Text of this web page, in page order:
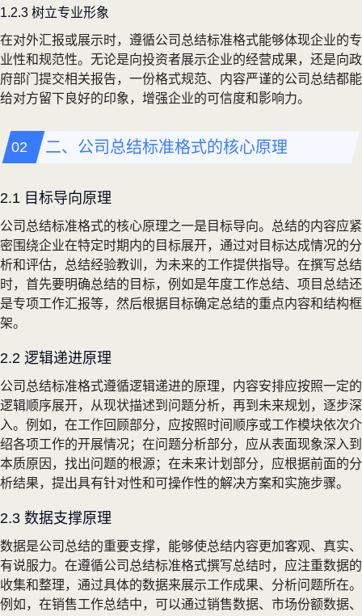
1.2.3 树立专业形象
在对外汇报或展示时，遵循公司总结标准格式能够体现企业的专
业性和规范性。无论是向投资者展示企业的经营成果，还是向政
府部门提交相关报告，一份格式规范、内容严谨的公司总结都能
给对方留下良好的印象，增强企业的可信度和影响力。
二、公司总结标准格式的核心原理
2.1 目标导向原理
公司总结标准格式的核心原理之一是目标导向。总结的内容应紧
密围绕企业在特定时期内的目标展开，通过对目标达成情况的分
析和评估，总结经验教训，为未来的工作提供指导。在撰写总结
时，首先要明确总结的目标，例如是年度工作总结、项目总结还
是专项工作汇报等，然后根据目标确定总结的重点内容和结构框
架。
2.2 逻辑递进原理
公司总结标准格式遵循逻辑递进的原理，内容安排应按照一定的
逻辑顺序展开，从现状描述到问题分析，再到未来规划，逐步深
入。例如，在工作回顾部分，应按照时间顺序或工作模块依次介
绍各项工作的开展情况；在问题分析部分，应从表面现象深入到
本质原因，找出问题的根源；在未来计划部分，应根据前面的分
析结果，提出具有针对性和可操作性的解决方案和实施步骤。
2.3 数据支撑原理
数据是公司总结的重要支撑，能够使总结内容更加客观、真实、
有说服力。在遵循公司总结标准格式撰写总结时，应注重数据的
收集和整理，通过具体的数据来展示工作成果、分析问题所在。
例如，在销售工作总结中，可以通过销售数据、市场份额数据、